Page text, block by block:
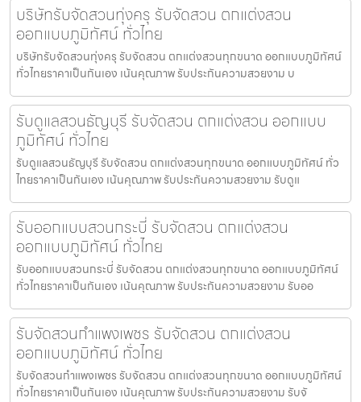
บริษัทรับจัดสวนทุ่งครุ รับจัดสวน ตกแต่งสวน
ออกแบบภูมิทัศน์ ทั่วไทย
บริษัทรับจัดสวนทุ่งครุ รับจัดสวน ตกแต่งสวนทุกขนาด ออกแบบภูมิทัศน์
ทั่วไทยราคาเป็นกันเอง เน้นคุณภาพ รับประกันความสวยงาม บ
รับดูแลสวนธัญบุรี รับจัดสวน ตกแต่งสวน ออกแบบ
ภูมิทัศน์ ทั่วไทย
รับดูแลสวนธัญบุรี รับจัดสวน ตกแต่งสวนทุกขนาด ออกแบบภูมิทัศน์ ทั่ว
ไทยราคาเป็นกันเอง เน้นคุณภาพ รับประกันความสวยงาม รับดูแ
รับออกแบบสวนกระบี่ รับจัดสวน ตกแต่งสวน
ออกแบบภูมิทัศน์ ทั่วไทย
รับออกแบบสวนกระบี่ รับจัดสวน ตกแต่งสวนทุกขนาด ออกแบบภูมิทัศน์
ทั่วไทยราคาเป็นกันเอง เน้นคุณภาพ รับประกันความสวยงาม รับออ
รับจัดสวนกำแพงเพชร รับจัดสวน ตกแต่งสวน
ออกแบบภูมิทัศน์ ทั่วไทย
รับจัดสวนกำแพงเพชร รับจัดสวน ตกแต่งสวนทุกขนาด ออกแบบภูมิทัศน์
ทั่วไทยราคาเป็นกันเอง เน้นคุณภาพ รับประกันความสวยงาม รับจั